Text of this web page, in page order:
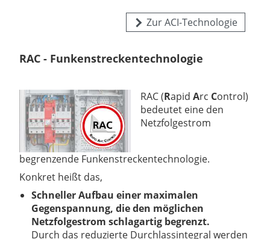
Zur ACI-Technologie
RAC - Funkenstreckentechnologie
RAC (Rapid Arc Control)
bedeutet eine den
Netzfolgestrom
begrenzende Funkenstreckentechnologie.
Konkret heißt das,
Schneller Aufbau einer maximalen
Gegenspannung, die den möglichen
Netzfolgestrom schlagartig begrenzt.
Durch das reduzierte Durchlassintegral werden